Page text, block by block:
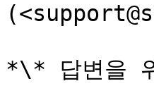
*\* 답변을